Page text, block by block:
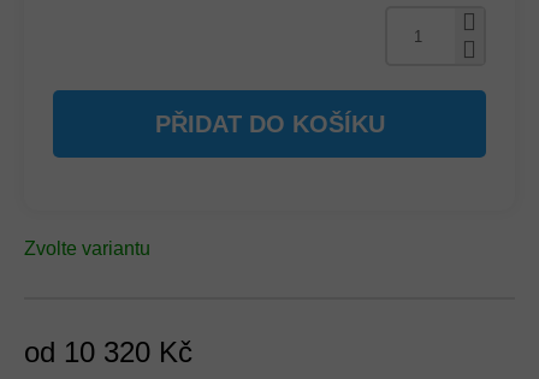
od 10 320 Kč
Zvolte variantu
PŘIDAT DO KOŠÍKU